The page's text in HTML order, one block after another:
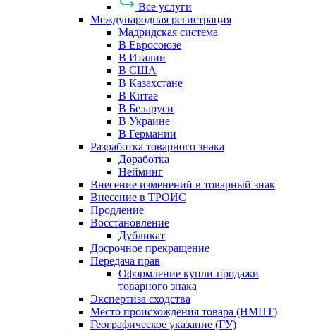
Все услуги
Международная регистрация
Мадридская система
В Евросоюзе
В Италии
В США
В Казахстане
В Китае
В Беларуси
В Украине
В Германии
Разработка товарного знака
Доработка
Нейминг
Внесение изменений в товарный знак
Внесение в ТРОИС
Продление
Восстановление
Дубликат
Досрочное прекращение
Передача прав
Оформление купли-продажи
товарного знака
Экспертиза сходства
Место происхождения товара (НМПТ)
Географическое указание (ГУ)